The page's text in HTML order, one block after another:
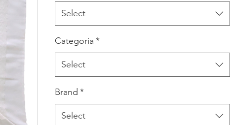
Select
Categoria *
Select
Brand *
Select